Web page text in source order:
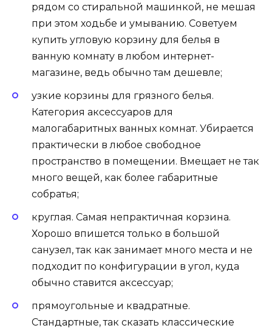
рядом со стиральной машинкой, не мешая
при этом ходьбе и умыванию. Советуем
купить угловую корзину для белья в
ванную комнату в любом интернет-
магазине, ведь обычно там дешевле;
узкие корзины для грязного белья.
Категория аксессуаров для
малогабаритных ванных комнат. Убирается
практически в любое свободное
пространство в помещении. Вмещает не так
много вещей, как более габаритные
собратья;
круглая. Самая непрактичная корзина.
Хорошо впишется только в большой
санузел, так как занимает много места и не
подходит по конфигурации в угол, куда
обычно ставится аксессуар;
прямоугольные и квадратные.
Стандартные, так сказать классические